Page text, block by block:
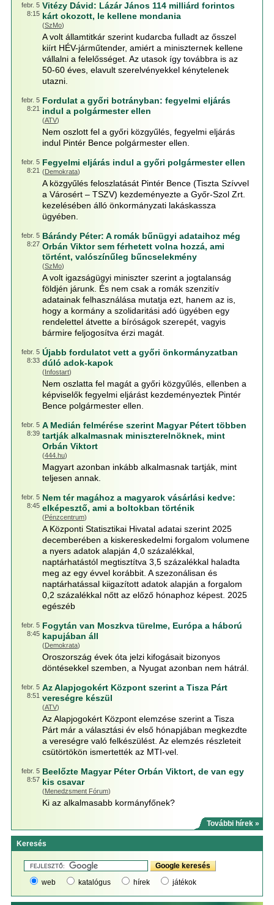
febr. 5
8:15
Vitézy Dávid: Lázár János 114 milliárd forintos
kárt okozott, le kellene mondania
(SzMo)
A volt államtitkár szerint kudarcba fulladt az ősszel
kiírt HÉV-járműtender, amiért a miniszternek kellene
vállalni a felelősséget. Az utasok így továbbra is az
50-60 éves, elavult szerelvényekkel kénytelenek
utazni.
febr. 5
8:21
Fordulat a győri botrányban: fegyelmi eljárás
indul a polgármester ellen
(ATV)
Nem oszlott fel a győri közgyűlés, fegyelmi eljárás
indul Pintér Bence polgármester ellen.
febr. 5
8:21
Fegyelmi eljárás indul a győri polgármester ellen
(Demokrata)
A közgyűlés feloszlatását Pintér Bence (Tiszta Szívvel
a Városért – TSZV) kezdeményezte a Győr-Szol Zrt.
kezelésében álló önkormányzati lakáskassza
ügyében.
febr. 5
8:27
Bárándy Péter: A romák bűnügyi adataihoz még
Orbán Viktor sem férhetett volna hozzá, ami
történt, valószínűleg bűncselekmény
(SzMo)
A volt igazságügyi miniszter szerint a jogtalanság
földjén járunk. És nem csak a romák szenzitív
adatainak felhasználása mutatja ezt, hanem az is,
hogy a kormány a szolidaritási adó ügyében egy
rendelettel átvette a bíróságok szerepét, vagyis
bármire feljogosítva érzi magát.
febr. 5
8:33
Újabb fordulatot vett a győri önkormányzatban
dúló adok-kapok
(Infostart)
Nem oszlatta fel magát a győri közgyűlés, ellenben a
képviselők fegyelmi eljárást kezdeményeztek Pintér
Bence polgármester ellen.
febr. 5
8:39
A Medián felmérése szerint Magyar Pétert többen
tartják alkalmasnak miniszterelnöknek, mint
Orbán Viktort
(444.hu)
Magyart azonban inkább alkalmasnak tartják, mint
teljesen annak.
febr. 5
8:45
Nem tér magához a magyarok vásárlási kedve:
elképesztő, ami a boltokban történik
(Pénzcentrum)
A Központi Statisztikai Hivatal adatai szerint 2025
decemberében a kiskereskedelmi forgalom volumene
a nyers adatok alapján 4,0 százalékkal,
naptárhatástól megtisztítva 3,5 százalékkal haladta
meg az egy évvel korábbit. A szezonálisan és
naptárhatással kiigazított adatok alapján a forgalom
0,2 százalékkal nőtt az előző hónaphoz képest. 2025
egészéb
febr. 5
8:45
Fogytán van Moszkva türelme, Európa a háború
kapujában áll
(Demokrata)
Oroszország évek óta jelzi kifogásait bizonyos
döntésekkel szemben, a Nyugat azonban nem hátrál.
febr. 5
8:51
Az Alapjogokért Központ szerint a Tisza Párt
vereségre készül
(ATV)
Az Alapjogokért Központ elemzése szerint a Tisza
Párt már a választási év első hónapjában megkezdte
a vereségre való felkészülést. Az elemzés részleteit
csütörtökön ismertették az MTI-vel.
febr. 5
8:57
Beelőzte Magyar Péter Orbán Viktort, de van egy
kis csavar
(Menedzsment Fórum)
Ki az alkalmasabb kormányfőnek?
További hírek »
Keresés
web katalógus hírek játékok